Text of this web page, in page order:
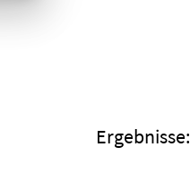
Ergebnisse: